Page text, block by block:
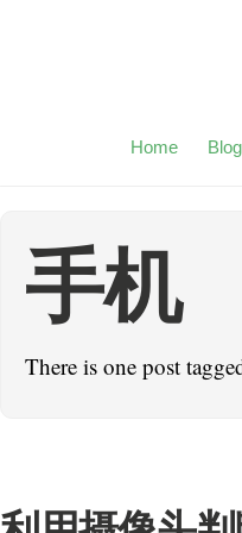
Home
手机
There is one post